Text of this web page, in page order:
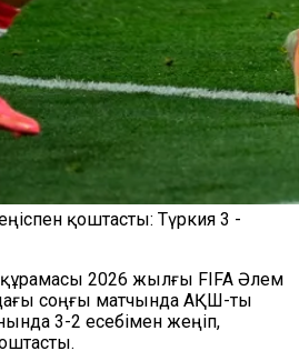
қоштасты: Түркия 3 -
құрамасы 2026 жылғы FIFA Әлем
соңғы матчында АҚШ-ты
3-2 есебімен жеңіп,